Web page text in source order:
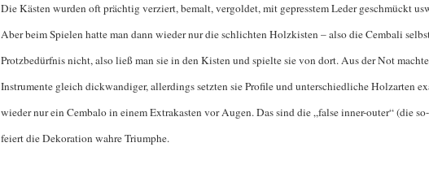
Die Kästen wurden oft prächtig verziert, bemalt, vergoldet, mit gepresstem Leder geschmückt
Aber beim Spielen hatte man dann wieder nur die schlichten Holzkisten – also die Cembali
Protzbedürfnis nicht, also ließ man sie in den Kisten und spielte sie von dort. Aus der Not
Instrumente gleich dickwandiger, allerdings setzten sie Profile und unterschiedliche Holzarten
wieder nur ein Cembalo in einem Extrakasten vor Augen. Das sind die „false inner-outer“ (die
feiert die Dekoration wahre Triumphe.